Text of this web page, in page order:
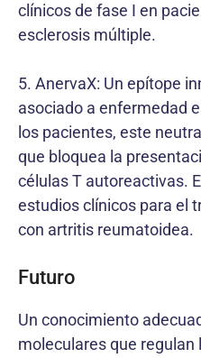
clínicos de fase I en
esclerosis múltiple.
5. AnervaX: Un epítope
asociado a enfermedad
los pacientes, este
que bloquea la
células T autoreactivas.
estudios clínicos para el
con artritis reumatoidea.
Futuro
Un conocimiento
moleculares que regulan